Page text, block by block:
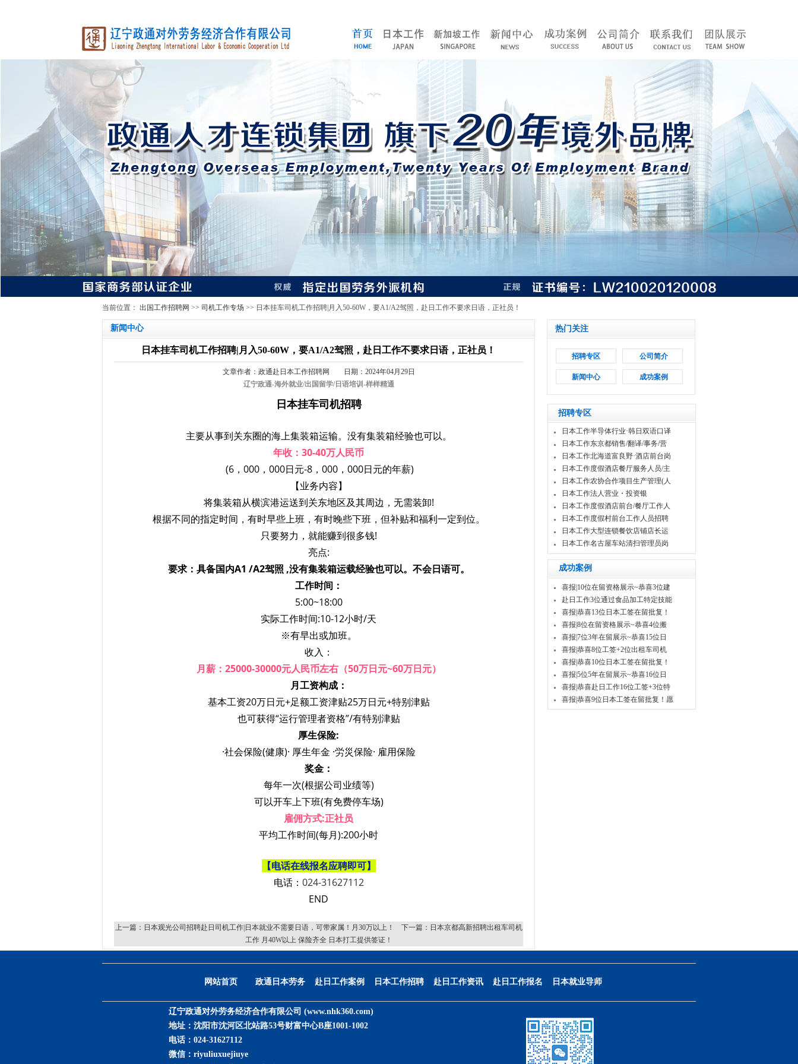
当前位置： 出国工作招聘网 >> 司机工作专场 >> 日本挂车司机工作招聘|月入50-60W，要A1/A2驾照，赴日工作不要求日语，正社员！
新闻中心
日本挂车司机工作招聘|月入50-60W，要A1/A2驾照，赴日工作不要求日语，正社员！
文章作者：政通赴日本工作招聘网 日期：2024年04月29日
辽宁政通-海外就业/出国留学/日语培训-样样精通
日本挂车司机招聘
主要从事到关东圈的海上集装箱运输。没有集装箱经验也可以。
年收：30-40万人民币
(6，000，000日元-8，000，000日元的年薪)
【业务内容】
将集装箱从横滨港运送到关东地区及其周边，无需装卸!
根据不同的指定时间，有时早些上班，有时晚些下班，但补贴和福利一定到位。
只要努力，就能赚到很多钱!
亮点:
要求：具备国内A1 /A2驾照 ,没有集装箱运载经验也可以。不会日语可。
工作时间：
5:00~18:00
实际工作时间:10-12小时/天
※有早出或加班。
收入：
月薪：25000-30000元人民币左右（50万日元~60万日元）
月工资构成：
基本工资20万日元+足额工资津贴25万日元+特别津贴
也可获得“运行管理者资格”/有特别津贴
厚生保险:
·社会保险(健康)· 厚生年金 ·労災保险· 雇用保险
奖金：
每年一次(根据公司业绩等)
可以开车上下班(有免费停车场)
雇佣方式:正社员
平均工作时间(每月):200小时
【电话在线报名应聘即可】
电话： 024-31627112
END
上一篇： 日本观光公司招聘赴日司机工作|日本就业不需要日语，可带家属！月30万以上！ 下一篇： 日本京都高新招聘出租车司机
工作 月40W以上 保险齐全 日本打工提供签证！
热门关注
招聘专区 公司简介
新闻中心 成功案例
招聘专区
日本工作半导体行业·韩日双语口译
日本工作东京都销售/翻译/事务/营
日本工作北海道富良野·酒店前台岗
日本工作度假酒店餐厅服务人员/主
日本工作农协合作项目生产管理(人
日本工作法人营业・投资银
日本工作度假酒店前台/餐厅工作人
日本工作度假村前台工作人员招聘
日本工作大型连锁餐饮店铺店长运
日本工作名古屋车站清扫管理员岗
成功案例
喜报|10位在留资格展示~恭喜3位建
赴日工作3位通过食品加工特定技能
喜报|恭喜13位日本工签在留批复！
喜报|8位在留资格展示~恭喜4位搬
喜报|7位3年在留展示~恭喜15位日
喜报|恭喜8位工签+2位出租车司机
喜报|恭喜10位日本工签在留批复！
喜报|5位5年在留展示~恭喜16位日
喜报|恭喜赴日工作16位工签+3位特
喜报|恭喜9位日本工签在留批复！愿
网站首页 政通日本劳务 赴日工作案例 日本工作招聘 赴日工作资讯 赴日工作报名 日本就业导师
辽宁政通对外劳务经济合作有限公司 (www.nhk360.com)
地址：沈阳市沈河区北站路53号财富中心B座1001-1002
电话： 024-31627112
微信：riyuliuxuejiuye